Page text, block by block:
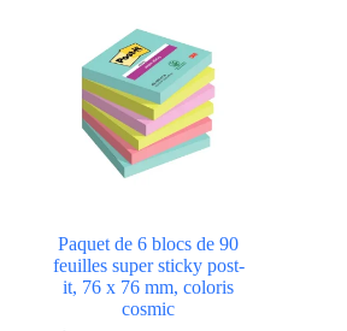
Paquet de 6 blocs de 90
feuilles super sticky post-
it, 76 x 76 mm, coloris
cosmic